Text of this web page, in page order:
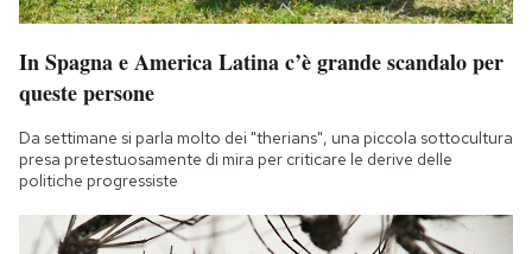
In Spagna e America Latina c’è grande scandalo per
queste persone
Da settimane si parla molto dei "therians", una piccola sottocultura
presa pretestuosamente di mira per criticare le derive delle
politiche progressiste